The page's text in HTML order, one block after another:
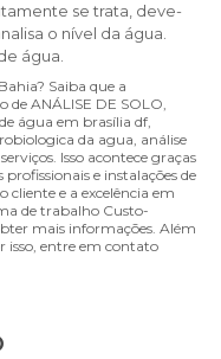
se trata, deve-
o nível da água.
água.
Saiba que a
de ANÁLISE DE SOLO,
água em brasília df,
da agua, análise
Isso acontece graças
e instalações de
cliente e a excelência em
de trabalho Custo-
mais informações. Além
isso, entre em contato